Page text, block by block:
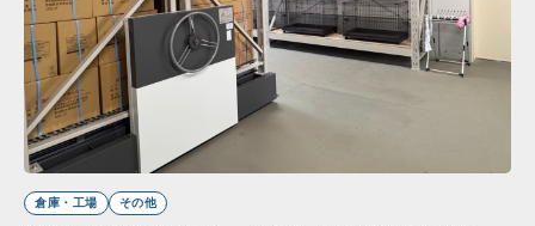
倉庫・工場 その他